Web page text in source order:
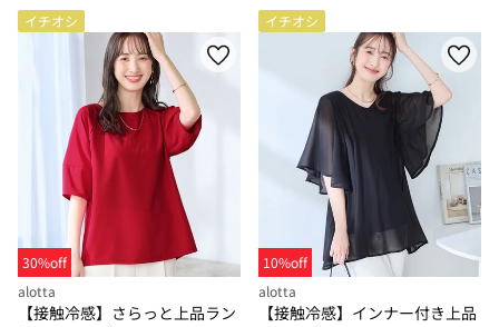
イチオシ
30%off
alotta
【接触冷感】さらっと上品ラン
イチオシ
10%off
alotta
【接触冷感】インナー付き上品